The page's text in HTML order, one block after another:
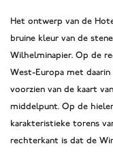
Het ontwerp van de
bruine kleur van de
Wilhelminapier. Op de
West-Europa met
voorzien van de kaart
middelpunt. Op de
karakteristieke torens
rechterkant is dat de